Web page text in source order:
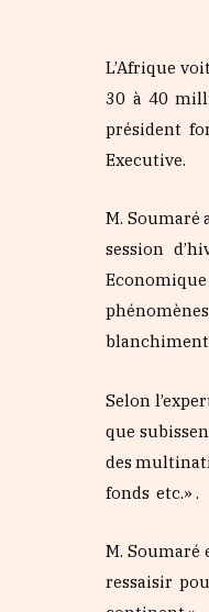
L’Afrique
30 à 40
président
Executive.
M. Soumaré
session
blanchiment
Selon
que
des
fonds etc.» .
M. Soumaré
ressaisir